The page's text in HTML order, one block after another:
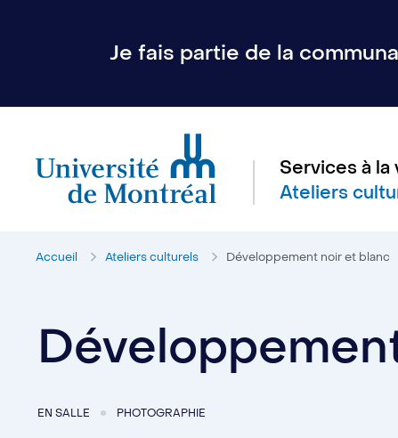
Je fais partie de la
Services à
Ateliers
Accueil Ateliers culturels Développement noir et blanc
EN SALLE PHOTOGRAPHIE